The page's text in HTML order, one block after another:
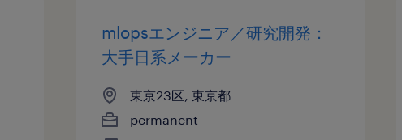
mlopsエンジニア／研究開発：
大手日系メーカー
東京23区, 東京都
permanent